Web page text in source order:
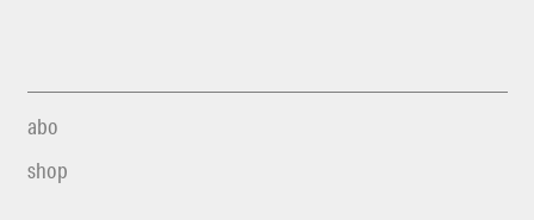
abo
shop